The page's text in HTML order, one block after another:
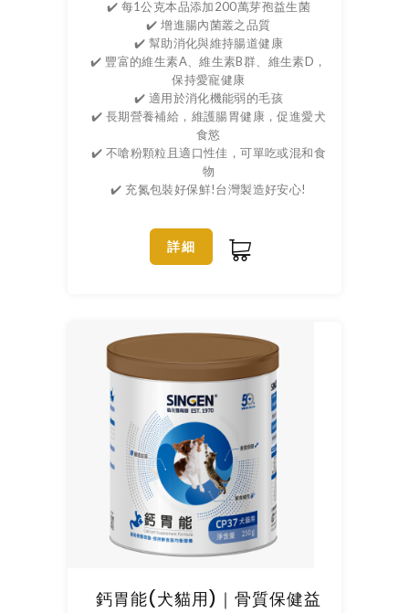
✔️ 每1公克本品添加200萬芽孢益生菌
✔️ 增進腸內菌叢之品質
✔️ 幫助消化與維持腸道健康
✔️ 豐富的維生素A、維生素B群、維生素D，
保持愛寵健康
✔️ 適用於消化機能弱的毛孩
✔️ 長期營養補給，維護腸胃健康，促進愛犬
食慾
✔️ 不嗆粉顆粒且適口性佳，可單吃或混和食
物
✔️ 充氮包裝好保鮮!台灣製造好安心!
詳細
鈣胃能(犬貓用)｜骨質保健益